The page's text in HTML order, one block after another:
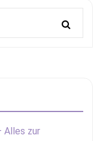
Alles zur